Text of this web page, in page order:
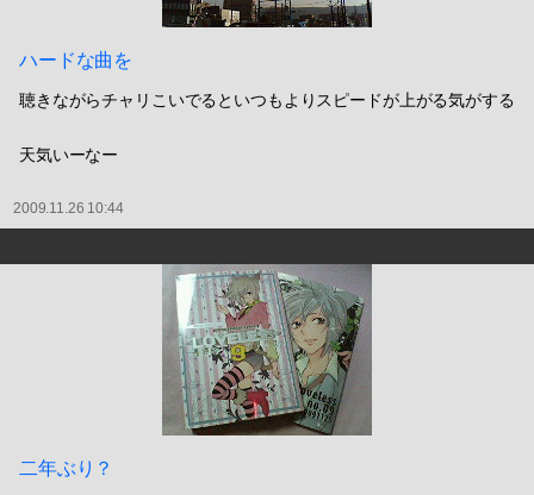
ハードな曲を
聴きながらチャリこいでるといつもよりスピードが上がる気がする
天気いーなー
2009.11.26 10:44
二年ぶり？